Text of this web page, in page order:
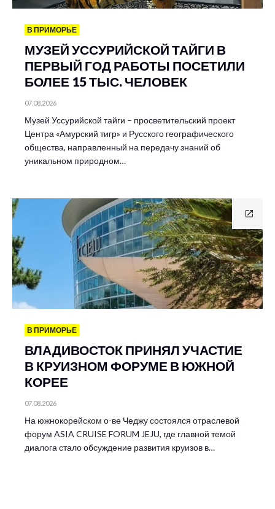
В ПРИМОРЬЕ
МУЗЕЙ УССУРИЙСКОЙ ТАЙГИ В
ПЕРВЫЙ ГОД РАБОТЫ ПОСЕТИЛИ
БОЛЕЕ 15 ТЫС. ЧЕЛОВЕК
07.08.2026
Музей Уссурийской тайги – просветительский проект
Центра «Амурский тигр» и Русского географического
общества, направленный на передачу знаний об
уникальном природном…
В ПРИМОРЬЕ
ВЛАДИВОСТОК ПРИНЯЛ УЧАСТИЕ
В КРУИЗНОМ ФОРУМЕ В ЮЖНОЙ
КОРЕЕ
07.08.2026
На южнокорейском о-ве Чеджу состоялся отраслевой
форум ASIA CRUISE FORUM JEJU, где главной темой
диалога стало обсуждение развития круизов в…